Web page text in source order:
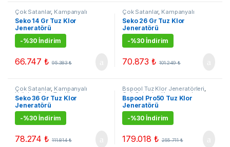
Çok Satanlar, Kampanyalı
Ürünler ,Seko Tuz Klor
Jeneratörleri , Tuz Klor
Jenerarörleri
Seko 14 Gr Tuz Klor
Jeneratörü
-%30 İndirim
66.747₺ 95.383₺
Çok Satanlar, Kampanyalı
Ürünler,Seko Tuz Klor
Jeneratörleri ,Tuz Klor
Jenerarörleri
Seko 26 Gr Tuz Klor
Jeneratörü
-%30 İndirim
70.873₺ 101.249₺
Çok Satanlar, Kampanyalı
Ürünler,Seko Tuz Klor
Jeneratörleri , Tuz Klor
Jenerarörleri
Seko 36 Gr Tuz Klor
Jeneratörü
-%30 İndirim
78.274₺ 111.814₺
Bspool Tuz Klor Jeneratörleri,
Çok Satanlar,Kampanyalı
Ürünler, Tuz Klor Jenerarörleri
Bspool Pro50 Tuz Klor
Jeneratörü
-%30 İndirim
179.018 ₺ 255.711₺